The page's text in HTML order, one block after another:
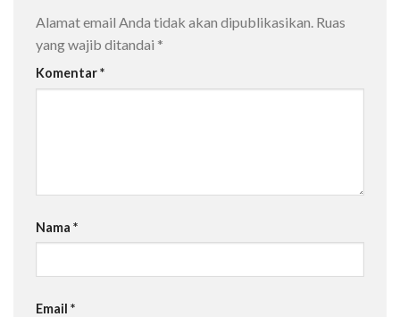
Alamat email Anda tidak akan dipublikasikan. Ruas
yang wajib ditandai *
Komentar*
Nama *
Email *